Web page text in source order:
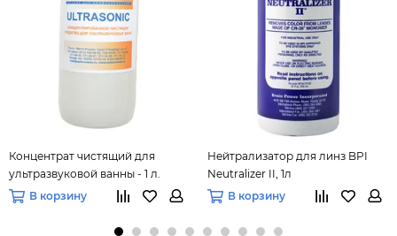
Концентрат чистящий для
ультразвуковой ванны - 1 л.
В корзину
Нейтрализатор для линз BPI
Neutralizer II, 1л
В корзину